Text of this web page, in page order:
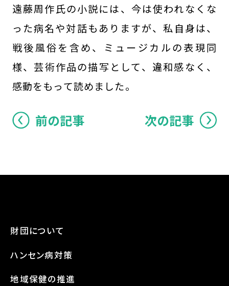
遠藤周作氏の小説には、今は使われなくな
った病名や対話もありますが、私自身は、
戦後風俗を含め、ミュージカルの表現同
様、芸術作品の描写として、違和感なく、
感動をもって読めました。
前の記事 次の記事
財団について
ハンセン病対策
地域保健の推進